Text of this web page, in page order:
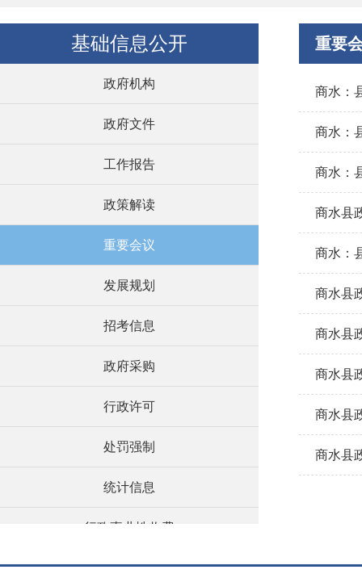
基础信息公开
政府机构
政府文件
工作报告
政策解读
重要会议
发展规划
招考信息
政府采购
行政许可
处罚强制
统计信息
行政事业性收费
应急管理
重要
商水：
商水：
商水：
商水县
商水：
商水县
商水县
商水县
商水县
商水县